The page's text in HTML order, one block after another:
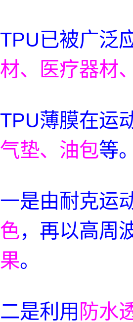
TPU已被广泛
材、医疗器材
TPU薄膜在运
气垫、油包等
一是由耐克运
色，再以高周
果。
二是利用 防水